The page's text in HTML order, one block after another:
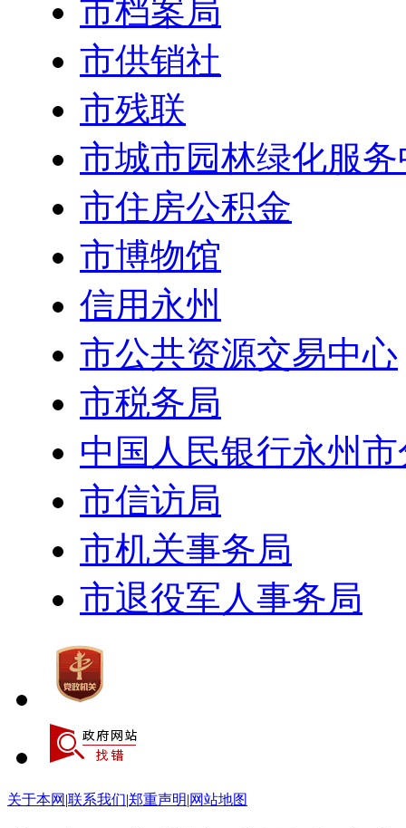
市档案局
市供销社
市残联
市城市园林绿化服
市住房公积金
市博物馆
信用永州
市公共资源交易中心
市税务局
中国人民银行永州
市信访局
市机关事务局
市退役军人事务局
关于本网 |联系我们|郑重声明|网站地图